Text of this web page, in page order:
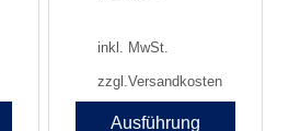
inkl. MwSt.
zzgl.Versandkosten
Ausführung